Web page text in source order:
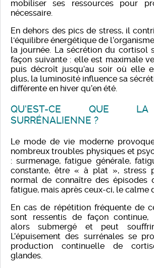
mobiliser ses ressources pour
nécessaire.
En dehors des pics de stress, il
l'équilibre énergétique de
la journée. La sécrétion du cortisol
façon suivante : elle est maximale
puis décroît jusqu’au soir où elle
plus, la luminosité influence sa
différente en hiver qu’en été.
QU'EST-CE QUE LA
SURRÉNALIENNE ?
Le mode de vie moderne
nombreux troubles physiques et
: surmenage, fatigue générale,
constante, être « à plat », stress
normal de connaître des épisodes
fatigue, mais après ceux-ci, le calme
En cas de répétition fréquente de
sont ressentis de façon continue,
alors submergé et peut souffrir
L’épuisement des surrénales se
production continuelle de
glandes.